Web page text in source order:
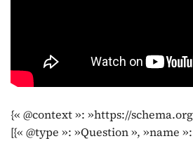
{« @context »: »https://
[{« @type »: »Question », »name